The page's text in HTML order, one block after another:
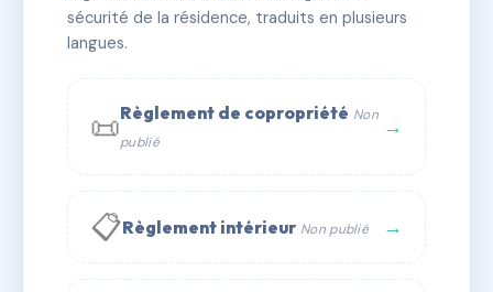
📞 Contacter Syndic Digital
sécurité de la résidence, traduits en plusieurs
langues.
📜Règlement de copropriété Non
publié
→
📋Règlement intérieur Non publié →